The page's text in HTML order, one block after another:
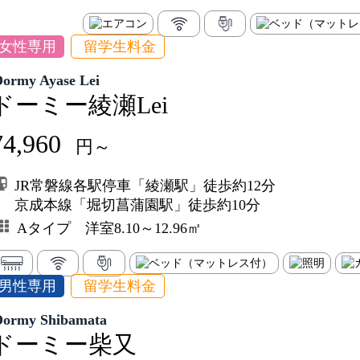
性専用 留学生料金
Ayase Lei
ーミー綾瀬Lei
円～
JR常磐線各駅停車「綾瀬駅」徒歩約12分
京成本線「堀切菖蒲園駅」徒歩約10分
Aタイプ 洋室8.10～12.96㎡
性専用 留学生料金
Shibamata
ーミー柴又